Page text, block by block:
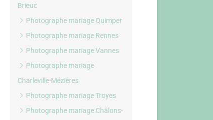
Brieuc
Photographe mariage Quimper
Photographe mariage Rennes
Photographe mariage Vannes
Photographe mariage
Charleville-Mézières
Photographe mariage Troyes
Photographe mariage Châlons-